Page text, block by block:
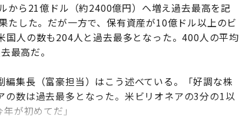
から21億ドル（約2400億円）へ増え過去最高を記
した。だが一方で、保有資産が10億ドル以上のビ
人の数も204人と過去最多となった。400人の平均
最高だ。
集長（富豪担当）はこう述べている。「好調な株
数は過去最多となった。米ビリオネアの3分の1以
が初めてだ」